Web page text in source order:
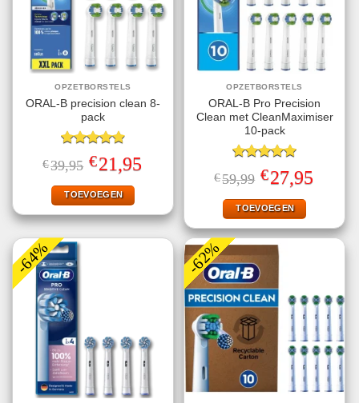
OPZETBORSTELS
ORAL-B precision clean 8-
pack
Gewaardeerd
4.91uit 5
€39,95 Oorspronkelijke
prijs
was:
€39,95.
€21,95prijs
TOEVOEGEN
OPZETBORSTELS
ORAL-B Pro Precision
Clean met CleanMaximiser
10-pack
Gewaardeerd
5.00uit 5
€59,99 Oorspronkelijke
prijs
was:
€59,99.
€27,95prijs
TOEVOEGEN
-64% -62%